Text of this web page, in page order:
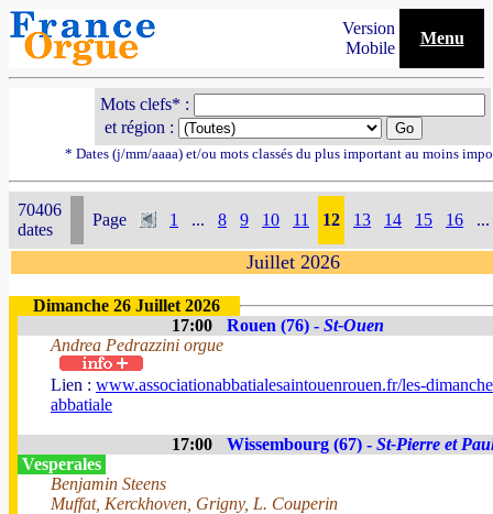
Version
Mobile
Menu
Mots clefs* :
et région :
* Dates (j/mm/aaaa) et/ou mots classés du plus important au moins
70406
dates
Page 1 ... 8 9 10 11 12 13 14 15 16 ...
Juillet 2026
Dimanche 26 Juillet 2026
17:00
Rouen (76) - St-Ouen
Andrea Pedrazzini orgue
Lien : www.associationabbatialesaintouenrouen.fr/les-
abbatiale
17:00 Wissembourg (67) - St-Pierre et
Vesperales
Benjamin Steens
Muffat, Kerckhoven, Grigny, L. Couperin